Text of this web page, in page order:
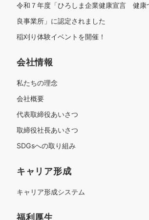
令和７年度「ひろしま企業健康宣言 健康
良事業所」に認定されました
稲刈り体験イベントを開催！
会社情報
私たちの理念
会社概要
代表取締役あいさつ
取締役社長あいさつ
SDGsへの取り組み
キャリア形成
キャリア形成システム
福利厚生